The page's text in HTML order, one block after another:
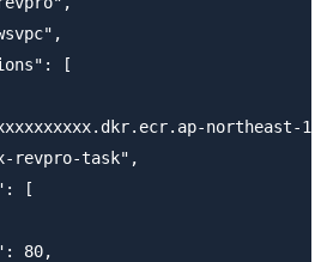
[
northeast-
revpro-task",
[
80,